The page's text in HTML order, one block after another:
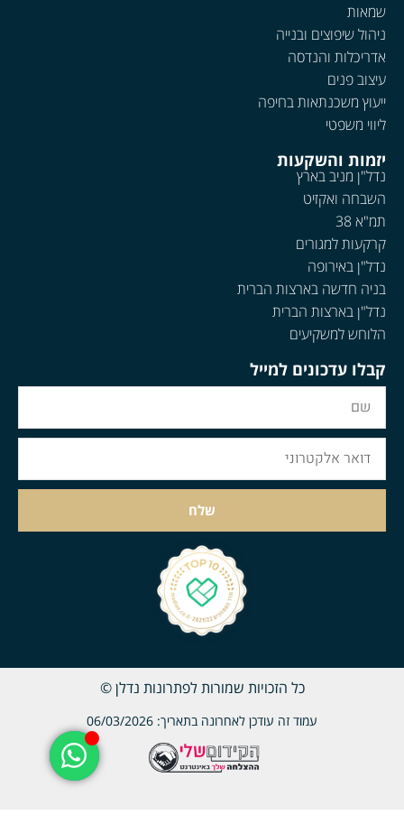
שמאות
ניהול שיפוצים ובנייה
אדריכלות והנדסה
עיצוב פנים
ייעוץ משכנתאות בחיפה
ליווי משפטי
יזמות והשקעות
נדל"ן מניב בארץ
השבחה ואקזיט
תמ"א 38
קרקעות למגורים
נדל"ן באירופה
בניה חדשה בארצות הברית
נדל"ן בארצות הברית
הלוחש למשקיעים
קבלו עדכונים למייל
שלח
כל הזכויות שמורות לפתרונות נדלן ©
עמוד זה עודכן לאחרונה בתאריך: 06/03/2026